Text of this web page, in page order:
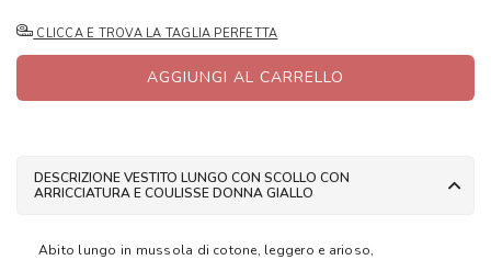
CLICCA E TROVA LA TAGLIA PERFETTA
AGGIUNGI AL CARRELLO
DESCRIZIONE VESTITO LUNGO CON SCOLLO CON
ARRICCIATURA E COULISSE DONNA GIALLO
Abito lungo in mussola di cotone, leggero e arioso,